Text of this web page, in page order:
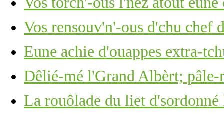
Vos rensouv'n'-ous d'chu chef
Eune achie d'ouappes extra-
Dêlié-mé l'Grand Albèrt; pâle-
La rouôlade du liet d'sordonné